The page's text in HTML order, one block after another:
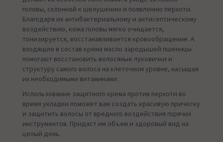
головы, склонной к шелушению и появлению перхоти.
Благодаря их антибактериальному и антисептическому
воздействию, кожа головы мягко очищается,
тонизируется, восстанавливается кровообращение. А
входящие в состав крема масло зародышей пшеницы
помогают восстановить волосяные луковички и
структуру самого волоса на клеточном уровне, насыщая
их необходимыми витаминами.
Использование защитного крема против перхоти во
время укладки поможет вам создать красивую прическу
и защитить волосы от вредного воздействия горячих
инструментов. Придаст им объем и здоровый вид на
целый день.